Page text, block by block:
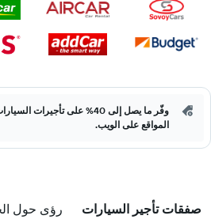
وفّر ما يصل إلى 40% على
المواقع على الويب.
صفقات تأجير السيارات رؤى حول